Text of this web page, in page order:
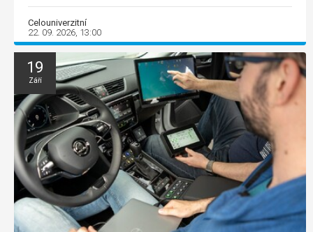
Celouniverzitní
22. 09. 2026, 13:00
19
Září